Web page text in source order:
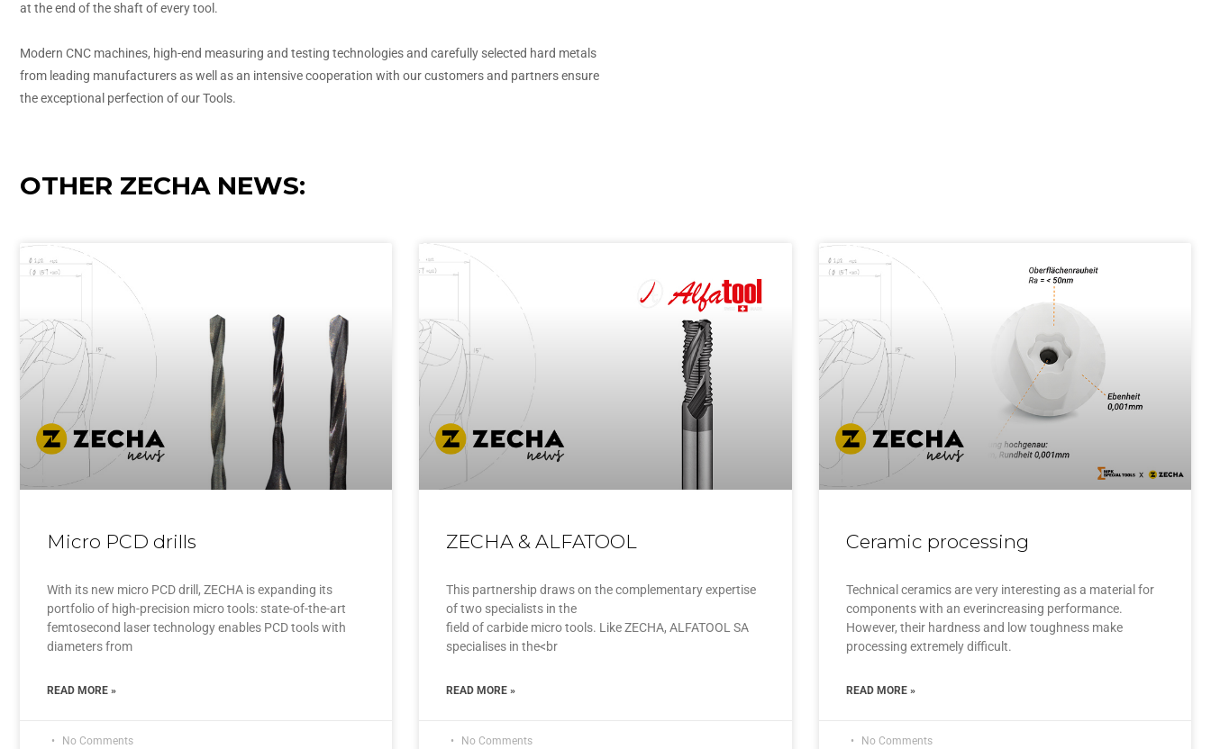
at the end of the shaft of every tool.
Modern CNC machines, high-end measuring and testing technologies and carefully selected hard metals
from leading manufacturers as well as an intensive cooperation with our customers and partners ensure
the exceptional perfection of our Tools.
OTHER ZECHA NEWS:
Micro PCD drills
With its new micro PCD drill, ZECHA is expanding its
portfolio of high-precision micro tools: state-of-the-art
femtosecond laser technology enables PCD tools with
diameters from
READ MORE »
No Comments
ZECHA & ALFATOOL
This partnership draws on the complementary expertise
of two specialists in the
field of carbide micro tools. Like ZECHA, ALFATOOL SA
specialises in the<br
READ MORE »
No Comments
Ceramic processing
Technical ceramics are very interesting as a material for
components with an everincreasing performance.
However, their hardness and low toughness make
processing extremely difficult.
READ MORE »
No Comments